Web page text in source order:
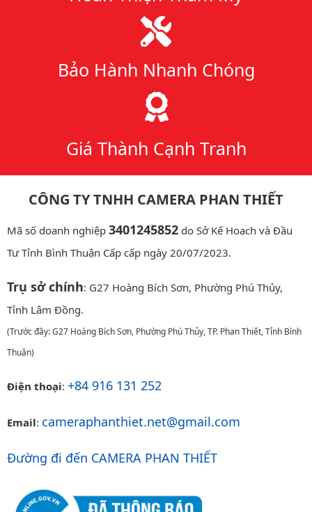
Bảo Hành Nhanh Chóng
Giá Thành Cạnh Tranh
CÔNG TY TNHH CAMERA PHAN THIẾT
Mã số doanh nghiệp 3401245852 do Sở Kế Hoạch và Đầu
Tư Tỉnh Bình Thuận Cấp cấp ngày 20/07/2023.
Trụ sở chính: G27 Hoàng Bích Sơn, Phường Phú Thủy,
Tỉnh Lâm Đồng.
(Trước đây: G27 Hoàng Bích Sơn, Phường Phú Thủy, TP. Phan Thiết, Tỉnh Bình
Thuận)
Điện thoại: +84 916 131 252
Email: cameraphanthiet.net@gmail.com
Đường đi đến CAMERA PHAN THIẾT